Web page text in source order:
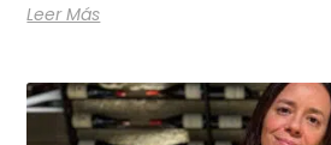
Leer Más